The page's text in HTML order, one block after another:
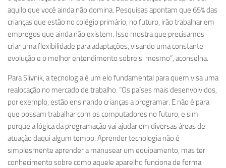
aquilo que você ainda não domina. Pesquisas apontam que 65% das
crianças que estão no colégio primário, no futuro, irão trabalhar em
empregos que ainda não existem. Isso mostra que precisamos
criar uma flexibilidade para adaptações, visando uma constante
evolução e o melhor entendimento sobre si mesmo”, aconselha.
Para Slivnik, a tecnologia é um elo fundamental para quem visa uma
realocação no mercado de trabalho. “Os países mais desenvolvidos,
por exemplo, estão ensinando crianças a programar. E não é para
que possam trabalhar com os computadores no futuro, e sim
porque a lógica da programação vai ajudar em diversas áreas de
atuação daqui algum tempo. Aprender tecnologia não é
simplesmente aprender a manusear um equipamento, mas ter
conhecimento sobre como aquele aparelho funciona de forma